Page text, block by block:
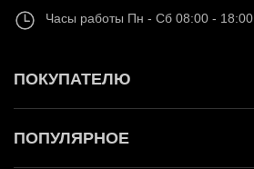
Часы работы Пн - Сб 08:00 - 18:00
ПОКУПАТЕЛЮ
ПОПУЛЯРНОЕ